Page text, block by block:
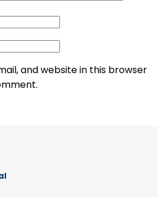
and website in this browser